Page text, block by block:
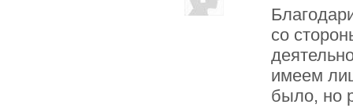
со
имеем
было, но